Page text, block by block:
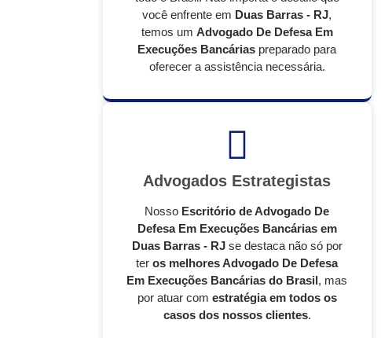
você enfrente em Duas Barras - RJ,
temos um Advogado De Defesa Em
Execuções Bancárias preparado para
oferecer a assistência necessária.
Advogados Estrategistas
Nosso Escritório de Advogado De
Defesa Em Execuções Bancárias em
Duas Barras - RJse destaca não só por
ter os melhores Advogado De Defesa
Em Execuções Bancárias do Brasil, mas
por atuar com estratégia em todos os
casos dos nossos clientes.